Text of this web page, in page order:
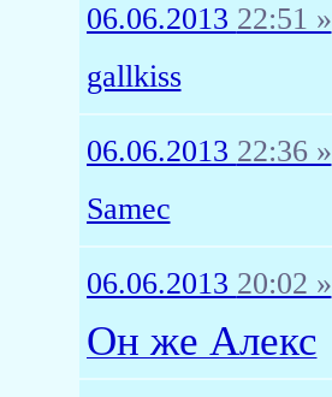
06.06.2013 22:51 »
gallkiss
06.06.2013 22:36 »
Samec
06.06.2013 20:02 »
Он же Алекс